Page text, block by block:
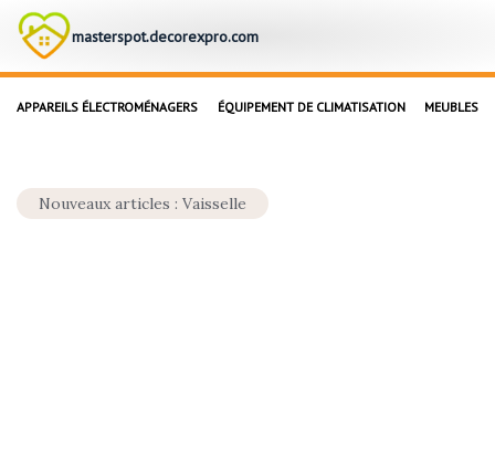
masterspot.decorexpro.com
APPAREILS ÉLECTROMÉNAGERS ÉQUIPEMENT DE CLIMATISATION MEUBLES
Nouveaux articles : Vaisselle